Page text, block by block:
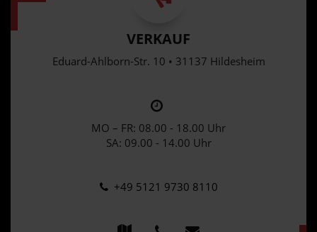
VERKAUF
Eduard-Ahlborn-Str. 10 • 31137 Hildesheim
MO – FR: 08.00 - 18.00 Uhr
SA: 09.00 - 14.00 Uhr
+49 5121 9730 8110